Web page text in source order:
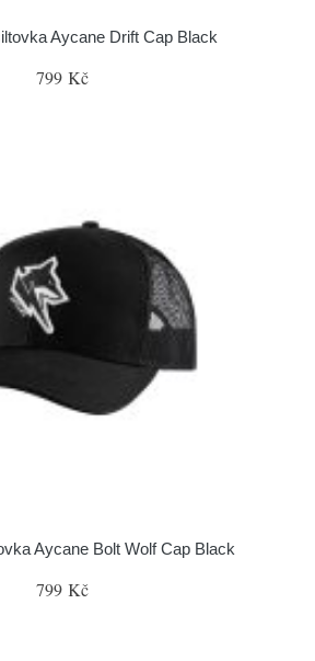
Aycane Drift Cap Black
799 Kč
Aycane Bolt Wolf Cap Black
799 Kč